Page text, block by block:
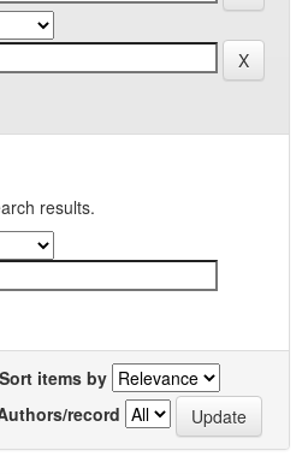
results.
Sort items by
record